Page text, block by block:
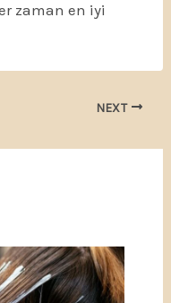
zaman en iyi
NEXT